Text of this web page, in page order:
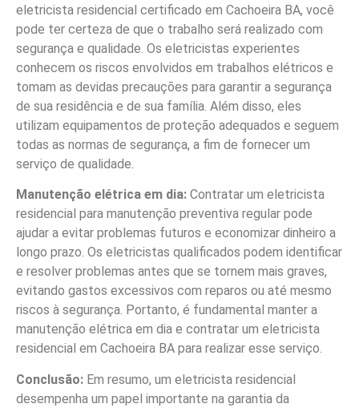
eletricista residencial certificado em Cachoeira BA, você
pode ter certeza de que o trabalho será realizado com
segurança e qualidade. Os eletricistas experientes
conhecem os riscos envolvidos em trabalhos elétricos e
tomam as devidas precauções para garantir a segurança
de sua residência e de sua família. Além disso, eles
utilizam equipamentos de proteção adequados e seguem
todas as normas de segurança, a fim de fornecer um
serviço de qualidade.
Manutenção elétrica em dia: Contratar um eletricista
residencial para manutenção preventiva regular pode
ajudar a evitar problemas futuros e economizar dinheiro a
longo prazo. Os eletricistas qualificados podem identificar
e resolver problemas antes que se tornem mais graves,
evitando gastos excessivos com reparos ou até mesmo
riscos à segurança. Portanto, é fundamental manter a
manutenção elétrica em dia e contratar um eletricista
residencial em Cachoeira BA para realizar esse serviço.
Conclusão: Em resumo, um eletricista residencial
desempenha um papel importante na garantia da